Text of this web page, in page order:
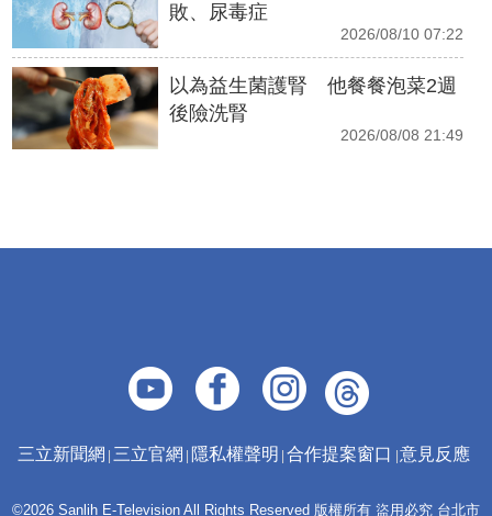
敗、尿毒症
2026/08/10 07:22
以為益生菌護腎 他餐餐泡菜2週
後險洗腎
2026/08/08 21:49
三立新聞網 三立官網 隱私權聲明 合作提案窗口 意見反應
©2026 Sanlih E-Television All Rights Reserved 版權所有 盜用必究 台北市